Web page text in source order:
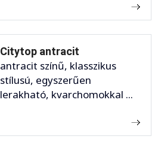
Citytop antracit
antracit színű, klasszikus
stílusú, egyszerűen
lerakható, kvarchomokkal ...